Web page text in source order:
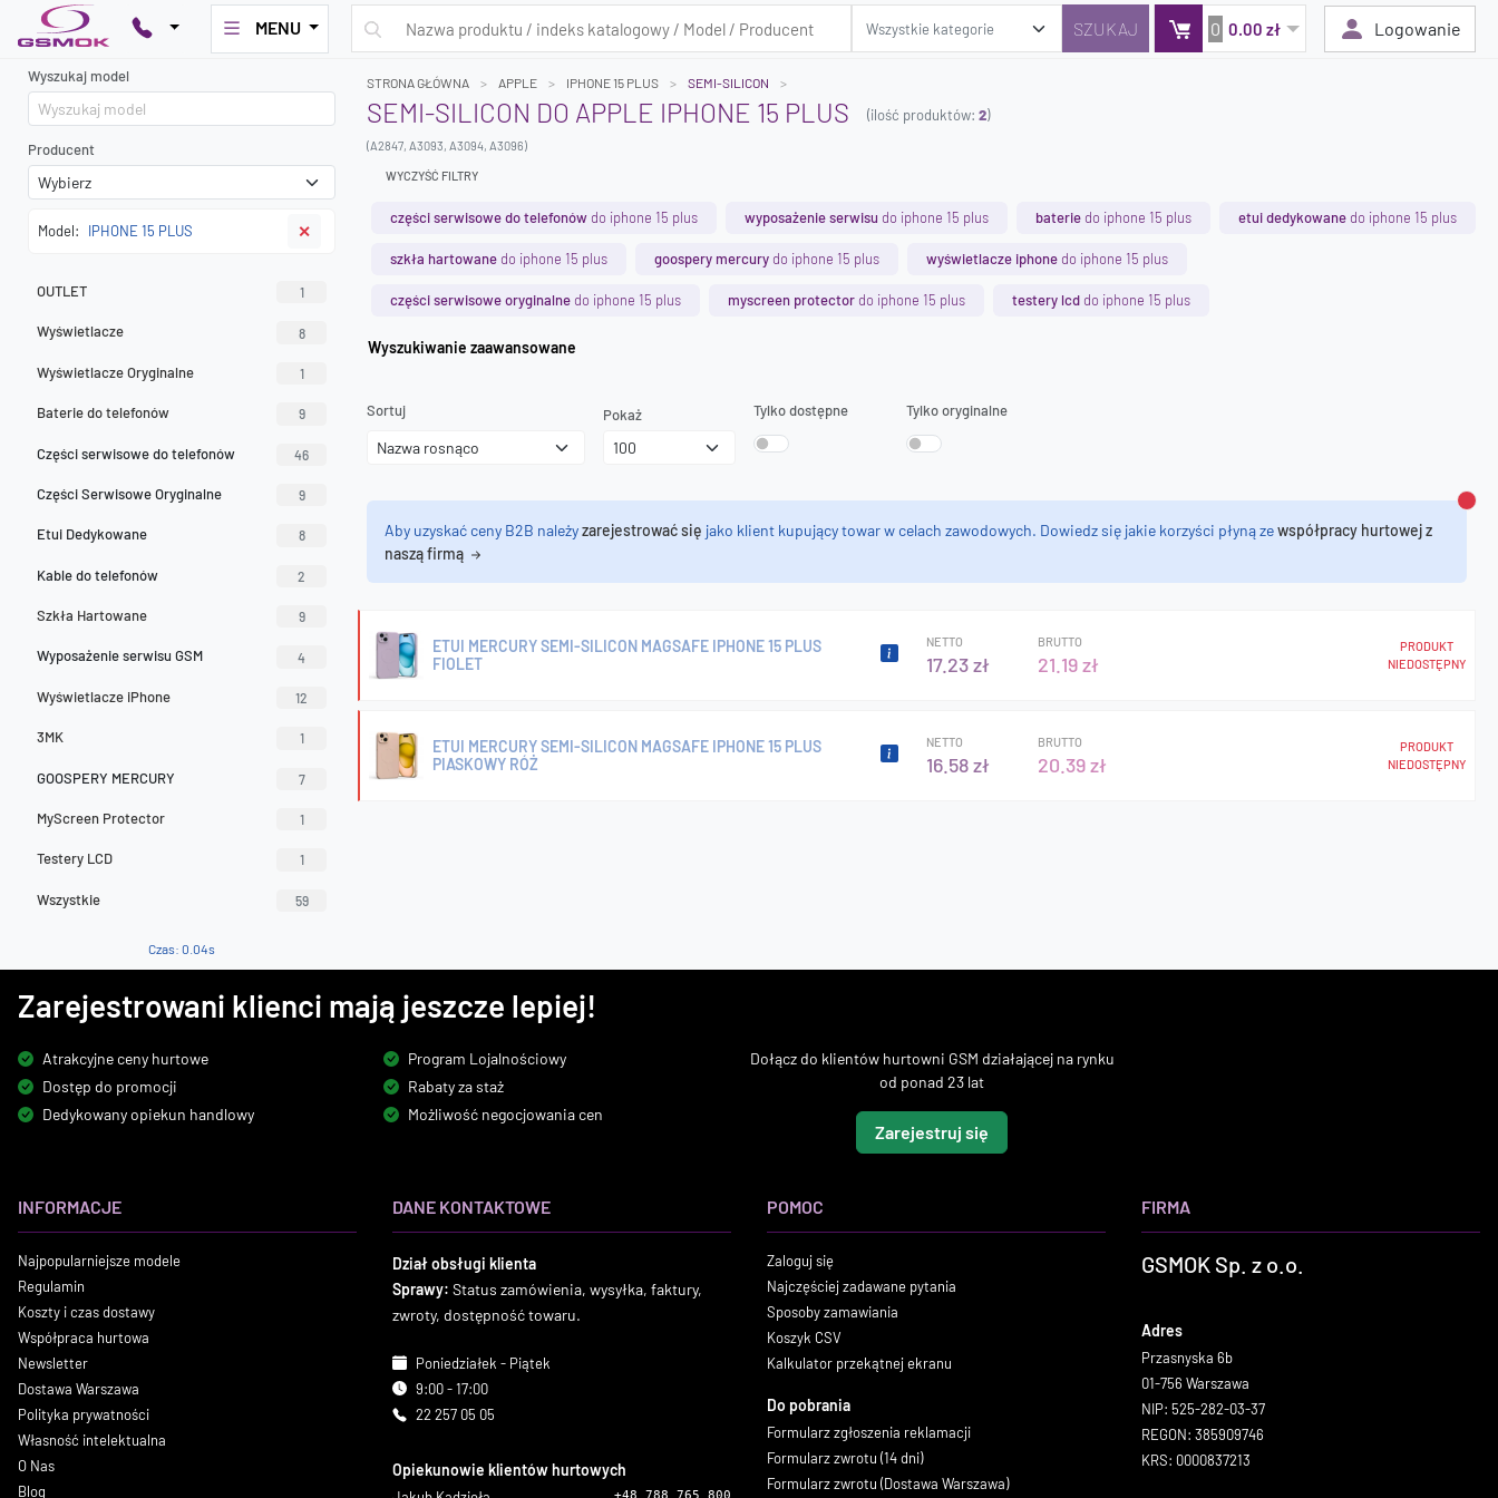
MENU 0 0.00 zł Logowanie
Wyszukaj model
Producent
Model: IPHONE 15 PLUS ✕
OUTLET 1
Wyświetlacze 8
Wyświetlacze Oryginalne 1
Baterie do telefonów 9
Części serwisowe do telefonów 46
Części Serwisowe Oryginalne 9
Etui Dedykowane 8
Kable do telefonów 2
Szkła Hartowane 9
Wyposażenie serwisu GSM 4
Wyświetlacze iPhone 12
3MK 1
GOOSPERY MERCURY 7
MyScreen Protector 1
Testery LCD 1
Wszystkie 59
Czas: 0.04s
STRONA GŁÓWNA APPLE IPHONE 15 PLUS SEMI-SILICON
SEMI-SILICON DO APPLE IPHONE 15 PLUS (ilość produktów: 2)
(A2847, A3093, A3094, A3096)
WYCZYŚĆ FILTRY
części serwisowe do telefonów do iphone 15 plus wyposażenie serwisu do iphone 15 plus baterie do iphone 15 plus etui dedykowane do iphone 15 plus
szkła hartowane do iphone 15 plus goospery mercury do iphone 15 plus wyświetlacze iphone do iphone 15 plus
części serwisowe oryginalne do iphone 15 plus myscreen protector do iphone 15 plus testery lcd do iphone 15 plus
Wyszukiwanie zaawansowane
Sortuj Pokaż Tylko dostępne Tylko oryginalne
Aby uzyskać ceny B2B należyzarejestrować się jako klient kupujący towar w celach zawodowych. Dowiedz się jakie korzyści płyną zewspółpracy hurtowej z
naszą firmą
ETUI MERCURY SEMI-SILICON MAGSAFE IPHONE 15 PLUS
FIOLET
NETTO
17.23 zł
BRUTTO
21.19 zł
PRODUKT
NIEDOSTĘPNY
ETUI MERCURY SEMI-SILICON MAGSAFE IPHONE 15 PLUS
PIASKOWY RÓŻ
NETTO
16.58 zł
BRUTTO
20.39 zł
PRODUKT
NIEDOSTĘPNY
Zarejestrowani klienci mają jeszcze lepiej!
Atrakcyjne ceny hurtowe
Dostęp do promocji
Dedykowany opiekun handlowy
Program Lojalnościowy
Rabaty za staż
Możliwość negocjowania cen
Dołącz do klientów hurtowni GSM działającej na rynku
od ponad 23 lat
Zarejestruj się
INFORMACJE
Najpopularniejsze modele
Regulamin
Koszty i czas dostawy
Współpraca hurtowa
Newsletter
Dostawa Warszawa
Polityka prywatności
Własność intelektualna
O Nas
Blog
DANE KONTAKTOWE
Dział obsługi klienta
Sprawy: Status zamówienia, wysyłka, faktury,
zwroty, dostępność towaru.
Poniedziałek - Piątek
9:00 - 17:00
22 257 05 05
Opiekunowie klientów hurtowych
+48 788 765 800
POMOC
Zaloguj się
Najczęściej zadawane pytania
Sposoby zamawiania
Koszyk CSV
Kalkulator przekątnej ekranu
Do pobrania
Formularz zgłoszenia reklamacji
Formularz zwrotu (14 dni)
Formularz zwrotu (Dostawa Warszawa)
FIRMA
GSMOK Sp. z o.o.
Adres
Przasnyska 6b
01-756 Warszawa
NIP: 525-282-03-37
REGON: 385909746
KRS: 0000837213